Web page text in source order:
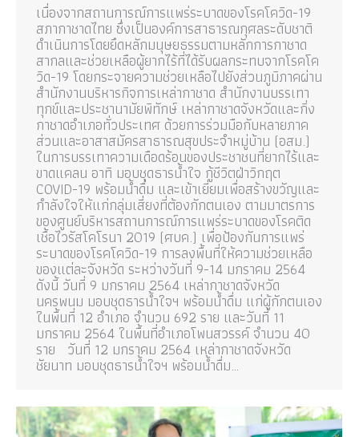
เนื่องจากสถานการณ์การแพร่ระบาดของโรคโควิด-19
สภากาชาดไทย ซึ่งเป็นองค์การสาธารณกุศลระดับชาติ
ดำเนินการโดยยึดหลักมนุษยธรรมตามหลักการกาชาด
สากลและช่วยเหลือผู้ยากไร้ที่ได้รับผลกระทบจากโรคโค
วิด-19 โดยกระจายความช่วยเหลือไปยังส่วนภูมิภาคผ่าน
สำนักงานบริหารกิจการเหล่ากาชาด สำนักงานบรรเทา
ทุกข์และประชานามัยพิทักษ์ เหล่ากาชาดจังหวัดและกิ่ง
กาชาดอำเภอทั่วประเทศ ด้วยการร่วมมือกับหลายภาค
ส่วนและอาสาสมัครสาธารณสุขประจำหมู่บ้าน (อสม.)
ในการบรรเทาความเดือดร้อนของประชาชนที่ยากไร้และ
ขาดแคลน อาทิ มอบชุดธารน้ำใจ กู้ชีวิตฝ่าวิกฤต
COVID-19 พร้อมน้ำดื่ม และเข้าเยี่ยมเพื่อสร้างขวัญและ
กำลังใจให้แก่กลุ่มเสี่ยงที่ต้องกักตนเอง ตามมาตรการ
ของศูนย์บริหารสถานการณ์การแพร่ระบาดของโรคติด
เชื้อไวรัสโคโรนา 2019 (ศบค.) เพื่อป้องกันการแพร่
ระบาดของโรคโควิด-19 การลงพื้นที่ให้ความช่วยเหลือ
ของแต่ละจังหวัด ระหว่างวันที่ 9-14 มกราคม 2564
ดังนี้ วันที่ 9 มกราคม 2564 เหล่ากาชาดจังหวัด
นครพนม มอบชุดธารน้ำใจฯ พร้อมน้ำดื่ม แก่ผู้กักตนเอง
ในพื้นที่ 12 อำเภอ จำนวน 692 ราย และวันที่ 11
มกราคม 2564 ในพื้นที่อำเภอโพนสวรรค์ จำนวน 40
ราย วันที่ 12 มกราคม 2564 เหล่ากาชาดจังหวัด
ชัยนาท มอบชุดธารน้ำใจฯ พร้อมน้ำดื่ม…